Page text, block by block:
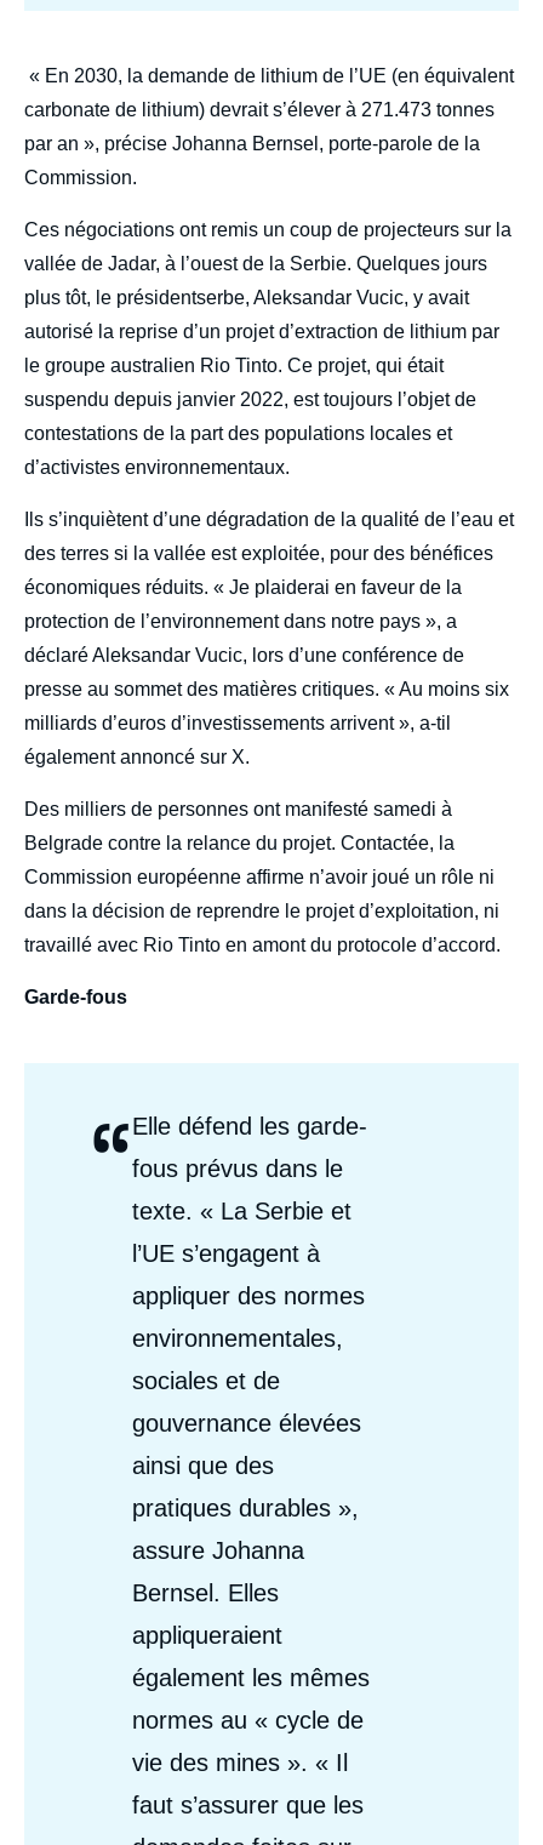
body
« En 2030, la demande de lithium de l’UE (en équivalent
carbonate de lithium) devrait s’élever à 271.473 tonnes
par an », précise Johanna Bernsel, porte-parole de la
Commission.
Ces négociations ont remis un coup de projecteurs sur la
vallée de Jadar, à l’ouest de la Serbie. Quelques jours
plus tôt, le présidentserbe, Aleksandar Vucic, y avait
autorisé la reprise d’un projet d’extraction de lithium par
le groupe australien Rio Tinto. Ce projet, qui était
suspendu depuis janvier 2022, est toujours l’objet de
contestations de la part des populations locales et
d’activistes environnementaux.
Ils s’inquiètent d’une dégradation de la qualité de l’eau et
des terres si la vallée est exploitée, pour des bénéfices
économiques réduits. « Je plaiderai en faveur de la
protection de l’environnement dans notre pays », a
déclaré Aleksandar Vucic, lors d’une conférence de
presse au sommet des matières critiques. « Au moins six
milliards d’euros d’investissements arrivent », a-til
également annoncé sur X.
Des milliers de personnes ont manifesté samedi à
Belgrade contre la relance du projet. Contactée, la
Commission européenne affirme n’avoir joué un rôle ni
dans la décision de reprendre le projet d’exploitation, ni
travaillé avec Rio Tinto en amont du protocole d’accord.
Garde-fous
“Citations
Auteurs
Elle défend les garde-
fous prévus dans le
texte. « La Serbie et
l’UE s’engagent à
appliquer des normes
environnementales,
sociales et de
gouvernance élevées
ainsi que des
pratiques durables »,
assure Johanna
Bernsel. Elles
appliqueraient
également les mêmes
normes au « cycle de
vie des mines ». « Il
faut s’assurer que les